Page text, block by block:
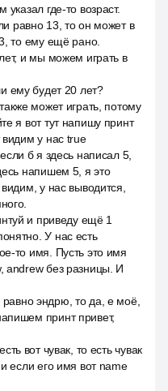
где-то возраст.
равно 13, то он может в
то ему ещё рано.
и мы можем играть в
ему будет 20 лет?
может играть, потому
я вот тут напишу принт
у нас true
б я здесь написал 5,
напишем 5, я это
у нас выводится,
и приведу ещё 1
У нас есть
то имя. Пусть это имя
andrew без разницы. И
эндрю, то да, е моё,
принт привет,
вот чувак, то есть чувак
если его имя вот name